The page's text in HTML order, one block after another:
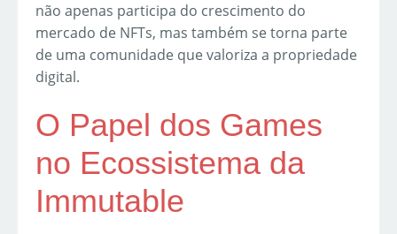
não apenas participa do crescimento do
mercado de NFTs, mas também se torna parte
de uma comunidade que valoriza a propriedade
digital.
O Papel dos Games
no Ecossistema da
Immutable